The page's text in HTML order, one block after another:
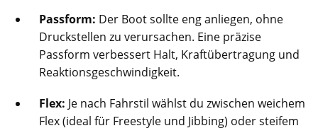
Passform: Der Boot sollte eng anliegen, ohne
Druckstellen zu verursachen. Eine präzise
Passform verbessert Halt, Kraftübertragung und
Reaktionsgeschwindigkeit.
Flex: Je nach Fahrstil wählst du zwischen weichem
Flex (ideal für Freestyle und Jibbing) oder steifem